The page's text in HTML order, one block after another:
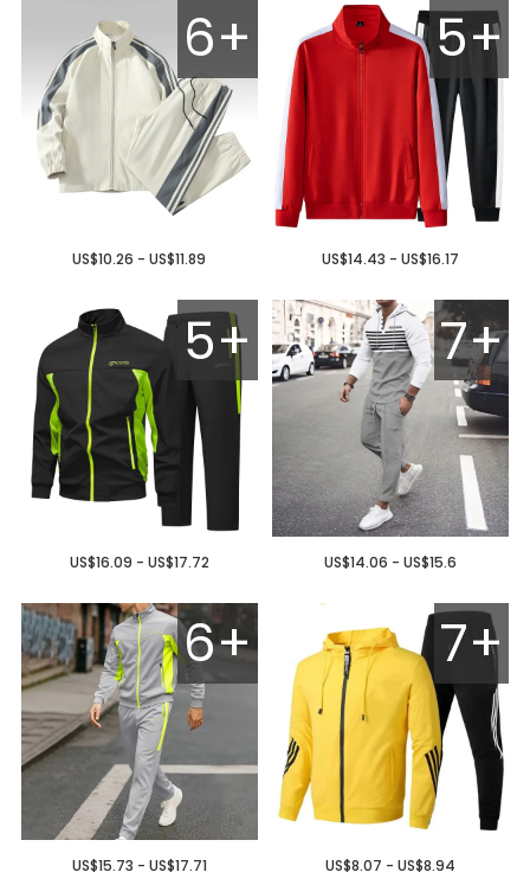
6+
US$10.26 - US$11.89
5+
US$14.43 - US$16.17
5+
US$16.09 - US$17.72
7+
US$14.06 - US$15.6
6+
US$15.73 - US$17.71
7+
US$8.07 - US$8.94